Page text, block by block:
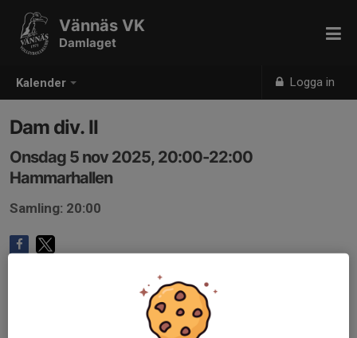
Kalender Logga in
Vännäs VK
Damlaget
Dam div. II
Onsdag 5 nov 2025, 20:00-22:00
Hammarhallen
Samling: 20:00